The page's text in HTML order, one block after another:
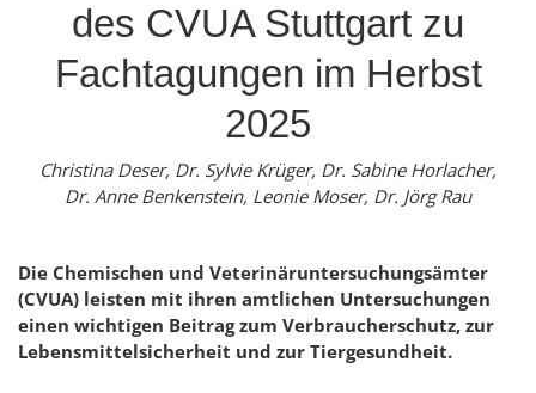
des CVUA Stuttgart zu
Fachtagungen im Herbst
2025
Christina Deser, Dr. Sylvie Krüger, Dr. Sabine Horlacher,
Dr. Anne Benkenstein, Leonie Moser, Dr. Jörg Rau
Die Chemischen und Veterinäruntersuchungsämter
(CVUA) leisten mit ihren amtlichen Untersuchungen
einen wichtigen Beitrag zum Verbraucherschutz, zur
Lebensmittelsicherheit und zur Tiergesundheit.